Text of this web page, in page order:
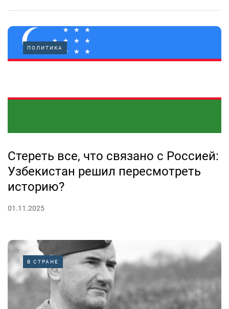
ПОЛИТИКА
Стереть все, что связано с Россией:
Узбекистан решил пересмотреть
историю?
01.11.2025
В СТРАНЕ